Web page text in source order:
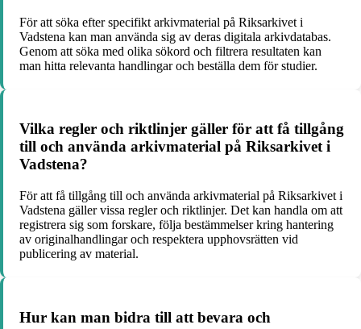
För att söka efter specifikt arkivmaterial på Riksarkivet i
Vadstena kan man använda sig av deras digitala arkivdatabas.
Genom att söka med olika sökord och filtrera resultaten kan
man hitta relevanta handlingar och beställa dem för studier.
Vilka regler och riktlinjer gäller för att få tillgång
till och använda arkivmaterial på Riksarkivet i
Vadstena?
För att få tillgång till och använda arkivmaterial på Riksarkivet i
Vadstena gäller vissa regler och riktlinjer. Det kan handla om att
registrera sig som forskare, följa bestämmelser kring hantering
av originalhandlingar och respektera upphovsrätten vid
publicering av material.
Hur kan man bidra till att bevara och